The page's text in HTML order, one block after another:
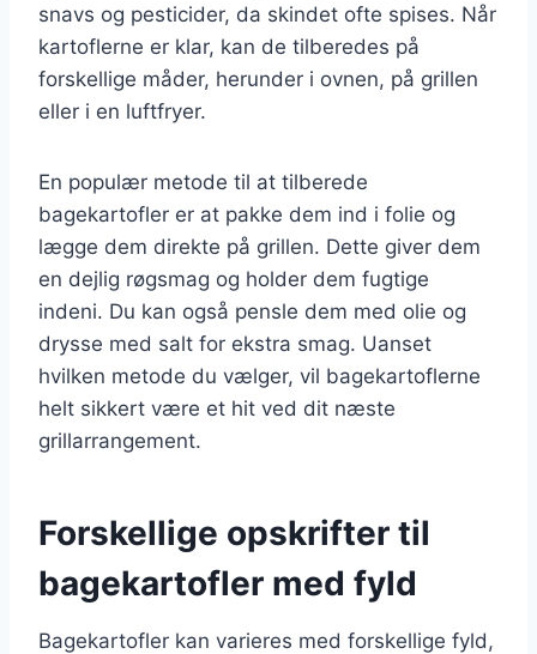
snavs og pesticider, da skindet ofte spises. Når
kartoflerne er klar, kan de tilberedes på
forskellige måder, herunder i ovnen, på grillen
eller i en luftfryer.
En populær metode til at tilberede
bagekartofler er at pakke dem ind i folie og
lægge dem direkte på grillen. Dette giver dem
en dejlig røgsmag og holder dem fugtige
indeni. Du kan også pensle dem med olie og
drysse med salt for ekstra smag. Uanset
hvilken metode du vælger, vil bagekartoflerne
helt sikkert være et hit ved dit næste
grillarrangement.
Forskellige opskrifter til
bagekartofler med fyld
Bagekartofler kan varieres med forskellige fyld,